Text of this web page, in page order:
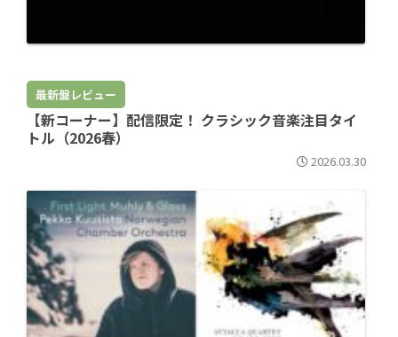
最新盤レビュー
【新コーナー】配信限定！ クラシック音楽注目タイ
トル（2026春）
2026.03.30